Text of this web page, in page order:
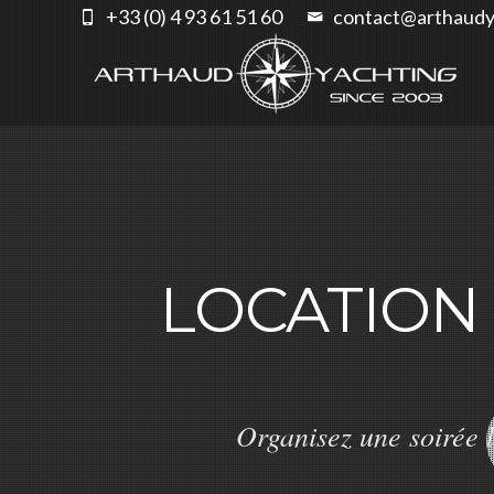
+33 (0) 4 93 61 51 60
Organisez une soirée